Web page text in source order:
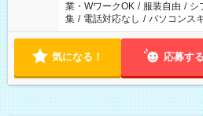
業・WワークOK / 服装自由 / シ
集 / 電話対応なし / パソコンス
気になる！ 応募する